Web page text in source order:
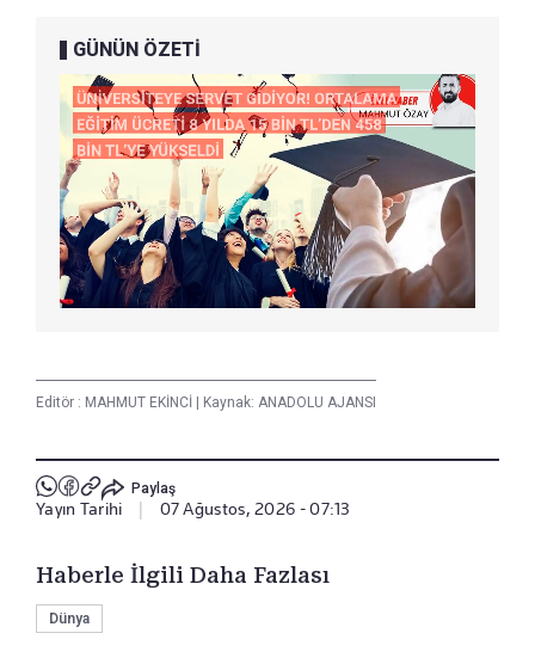
GÜNÜN ÖZETİ
Editör : MAHMUT EKİNCİ Kaynak: ANADOLU AJANSI
Paylaş
Yayın Tarihi 07 Ağustos, 2026 - 07:13
Haberle İlgili Daha Fazlası
Dünya